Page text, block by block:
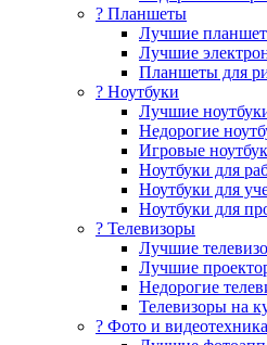
? Планшеты
Лучшие
Лучшие
Планшеты для
? Ноутбуки
Лучшие
Недорогие
Игровые
Ноутбуки для
Ноутбуки для
Ноутбуки для
? Телевизоры
Лучшие
Лучшие
Недорогие
Телевизоры на
? Фото и видеотехника